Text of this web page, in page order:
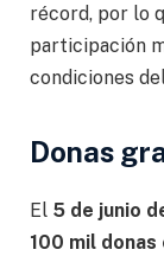
récord, por lo
participación
condiciones
Donas
El 5 de junio
100 mil